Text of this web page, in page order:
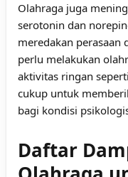
Olahraga juga
serotonin dan
meredakan perasaan
perlu melakukan
aktivitas ringan
cukup untuk
bagi kondisi
Daftar